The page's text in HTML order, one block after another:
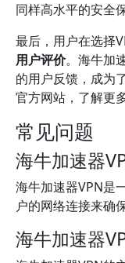
同样高水平的安全保
最后，用户在选择
用户评价。海牛加
的用户反馈，成为
官方网站，了解更
常见问题
海牛加速器
海牛加速器VPN是
户的网络连接来确
海牛加速器